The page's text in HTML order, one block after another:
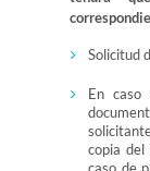
Solicitud
En caso
copia